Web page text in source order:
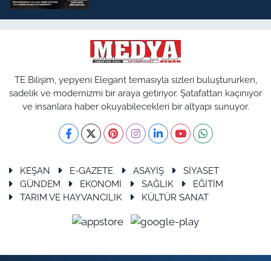
TE Bilişim, yepyeni Elegant temasıyla sizleri buluştururken,
sadelik ve modernizmi bir araya getiriyor. Şatafattan kaçınıyor
ve insanlara haber okuyabilecekleri bir altyapı sunuyor.
KEŞAN E-GAZETE ASAYİŞ
SİYASET
GÜNDEM
EKONOMİ SAĞLIK
EĞİTİM
TARIM VE HAYVANCILIK
KÜLTÜR SANAT